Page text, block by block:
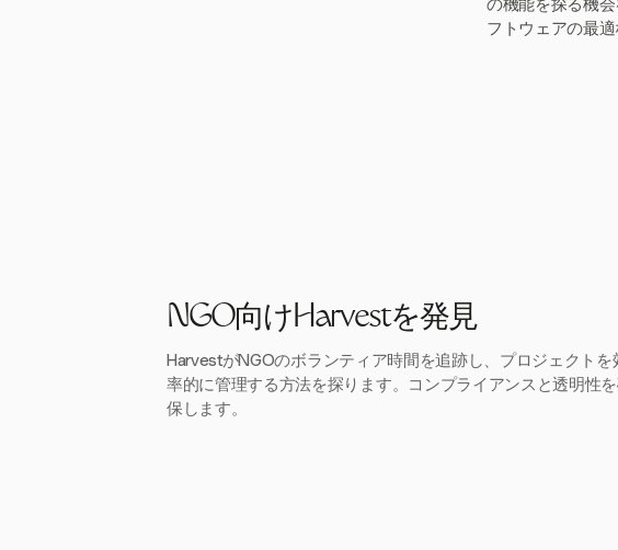
の機能を探る機
フトウェアの最
NGO向けHarvestを発見
HarvestがNGOのボランティア時間を追跡し、プロジェクトを
率的に管理する方法を探ります。コンプライアンスと透明性
保します。